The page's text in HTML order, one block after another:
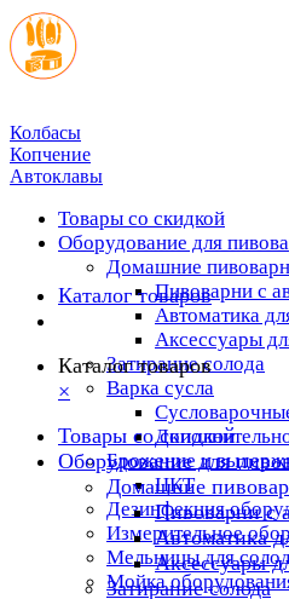
Колбасы
Копчение
Автоклавы
Товары со скидкой
Оборудование для
Домашние
Пивоварни с
Автоматика
Аксессуары
Затирание солода
Варка сусла
Брожение и
ЦКТ
Дезинфекция
Измерительное
Мельницы для
Мойка
Каталог товаров
Каталог товаров
×
Товары со скидкой
Оборудование для
Домашние
Пивоварни с
Автоматика
Аксессуары
Затирание солода